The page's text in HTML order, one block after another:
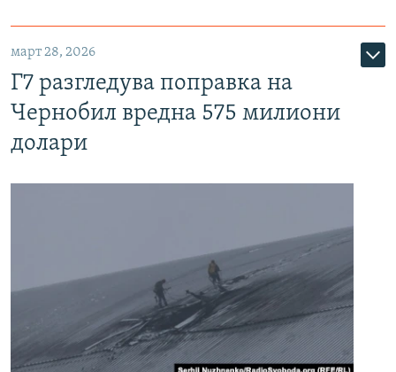
март 28, 2026
Г7 разгледува поправка на
Чернобил вредна 575 милиони
долари